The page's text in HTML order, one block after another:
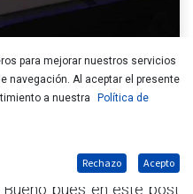
¿quién no puede
estos pequeños seres
lo bonito que quedarían
pues en este post
para mejorar nuestros servicios
navegación. Al aceptar el presente
a nuestra
Política de
Rechazo Acepto